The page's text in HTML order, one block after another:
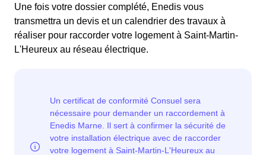
Une fois votre dossier complété, Enedis vous
transmettra un devis et un calendrier des travaux à
réaliser pour raccorder votre logement à Saint-Martin-
L'Heureux au réseau électrique.